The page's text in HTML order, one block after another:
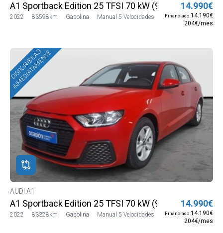
A1 Sportback Edition 25 TFSI 70 kW (95 CV)
2022 83598km Gasolina Manual 5 Velocidades
14.990€
Financiado 14.190€
204€/mes
DISPONIBILAD
INMEDIATAMENTE
AUDI A1
A1 Sportback Edition 25 TFSI 70 kW (95 CV)
2022 83328km Gasolina Manual 5 Velocidades
14.990€
Financiado 14.190€
204€/mes